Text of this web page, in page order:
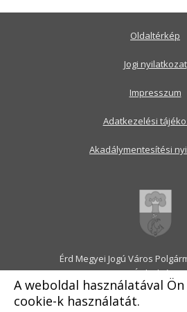
A weboldal használatával
cookie-k használatát.
Érd Megyei Jogú Város
2030 Érd, Alsó
Levélcím: 2031 Érd,
E-mail:
Oldaltérkép
Jogi nyilatkozat
Impresszum
Adatkezelési
Akadálymentesítési